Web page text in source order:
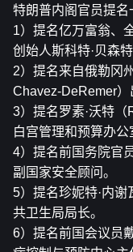
特朗普内阁官员提名
1）提名亿万富翁、
创始人斯科特·贝森
2）提名来自俄勒冈
Chavez-DeRemer）
3）提名罗素·沃特
白宫管理和预算办公
4）提名前国务院官
副国家安全顾问。
5）提名珍妮特·内
共卫生局局长。
6）提名前国会议员